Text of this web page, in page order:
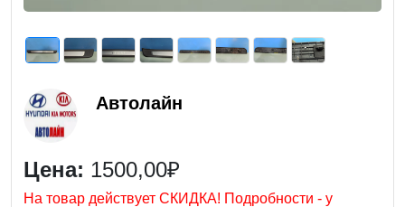
Автолайн
Цена: 1500,00₽
На товар действует СКИДКА! Подробности - у